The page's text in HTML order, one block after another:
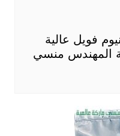
فويل عالية
المهندس منسي